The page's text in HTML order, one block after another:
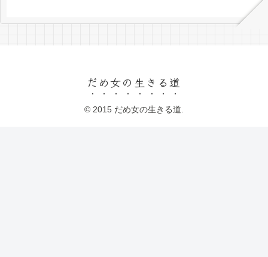
だめ女の生きる道
© 2015 だめ女の生きる道.